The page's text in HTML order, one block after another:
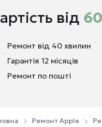
від
Ремонт від 40 хвилин
Гарантія 12 місяців
Ремонт по пошті
Ремонт Apple